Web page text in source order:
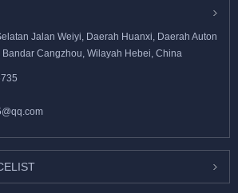
Jalan Weiyi, Daerah Huanxi, Daerah Auton
Cangzhou, Wilayah Hebei, China